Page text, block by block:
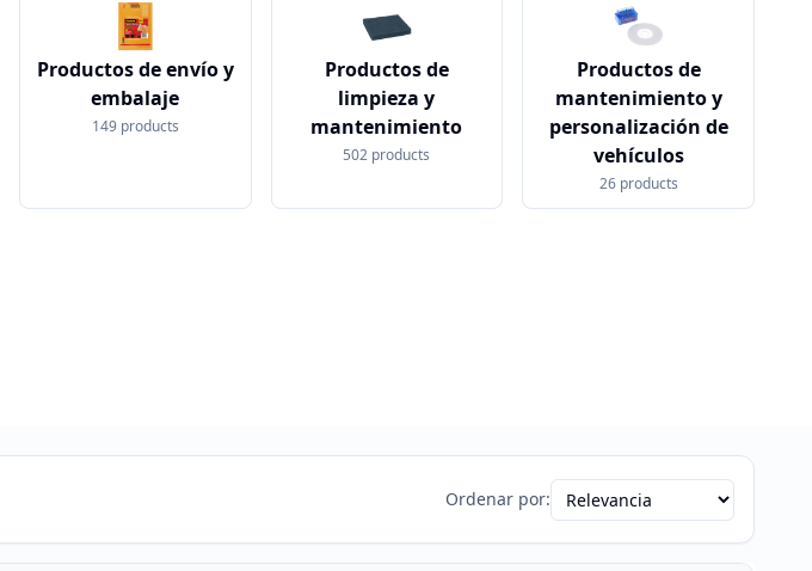
Productos de envío y
embalaje
149 products
Productos de
limpieza y
mantenimiento
502 products
Productos de
mantenimiento y
personalización de
vehículos
26 products
Ordenar por: